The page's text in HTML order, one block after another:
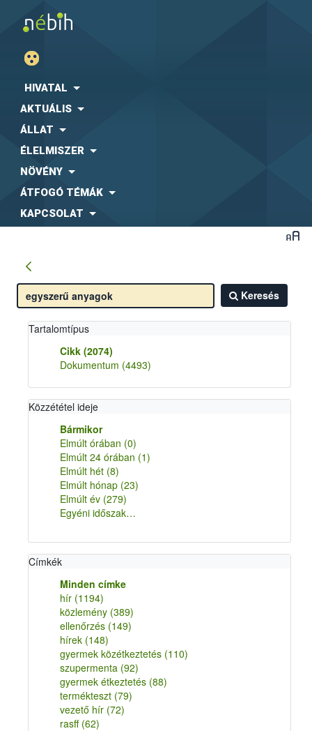
HIVATAL
AKTUÁLIS
ÁLLAT
ÉLELMISZER
NÖVÉNY
ÁTFOGÓ TÉMÁK
KAPCSOLAT
Keresés
Tartalomtípus
Cikk (2074)
Dokumentum (4493)
Közzététel ideje
Bármikor
Elmúlt órában (0)
Elmúlt 24 órában (1)
Elmúlt hét (8)
Elmúlt hónap (23)
Elmúlt év (279)
Egyéni időszak…
Címkék
Minden címke
hír (1194)
közlemény (389)
ellenőrzés (149)
hírek (148)
gyermek közétkeztetés (110)
szupermenta (92)
gyermek étkeztetés (88)
termékteszt (79)
vezető hír (72)
rasff (62)